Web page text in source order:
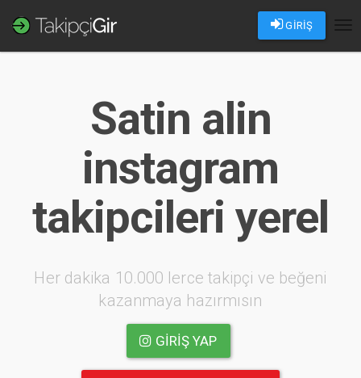
GİRİŞ
Satin alin
instagram
takipcileri yerel
Her dakika 10.000 lerce takipçi ve beğeni
kazanmaya hazırmısın
GIRIŞ YAP